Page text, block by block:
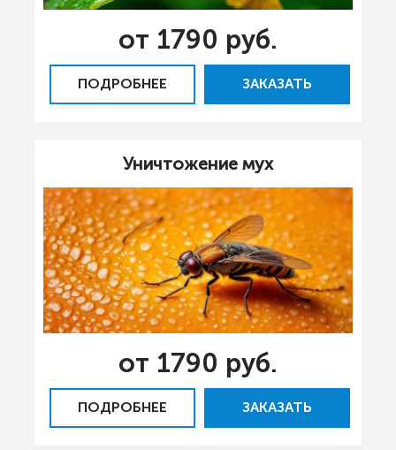
от 1790 руб.
ПОДРОБНЕЕ ЗАКАЗАТЬ
Уничтожение мух
от 1790 руб.
ПОДРОБНЕЕ ЗАКАЗАТЬ